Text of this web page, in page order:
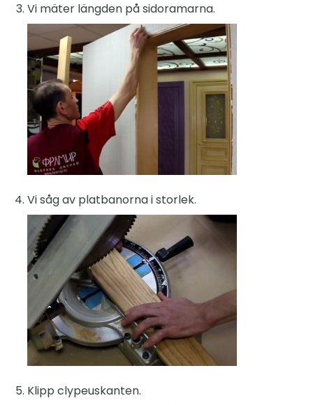
Vi mäter längden på sidoramarna.
Vi såg av platbanorna i storlek.
Klipp clypeuskanten.